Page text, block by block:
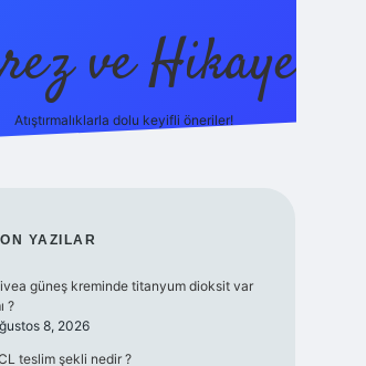
ve Hikaye
Atıştırmalıklarla dolu keyifli öneriler!
YAZILAR
güneş kreminde titanyum dioksit var
?
8, 2026
teslim şekli nedir ?